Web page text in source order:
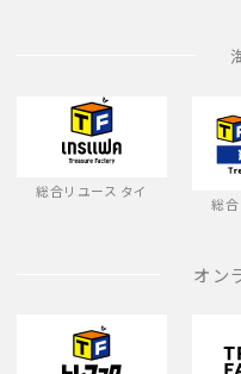
総合リユース タイ
総合
オン